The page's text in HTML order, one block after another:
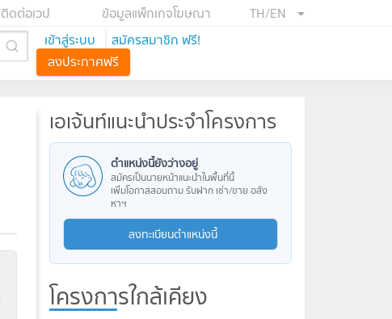
TH/EN
ข้อมูลแพ็กเกจโฆษณา
ติดต่อเวป
เข้าสู่ระบบ
สมัครสมาชิก ฟรี!
ลงประกาศฟรี
เอเจ้นท์แนะนำประจำโครงการ
ตำแหน่งนี้ยังว่างอยู่
สมัครเป็นนายหน้าแนะนำในพื้นที่นี้
เพิ่มโอกาสสอบถาม รับฝาก เช่า/ขาย อสัง
หาฯ
ลงทะเบียนตำแหน่งนี้
โครงการใกล้เคียง